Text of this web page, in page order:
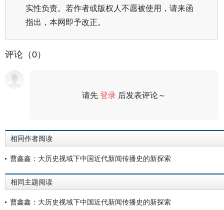
实性负责。若作者或版权人不愿被使用，请来函
指出，本网即予改正。
评论（0）
请先登录 后发表评论～
相同作者阅读
曹鑫鑫：大历史视域下中国近代新闻传播史的新探索
相同主题阅读
曹鑫鑫：大历史视域下中国近代新闻传播史的新探索